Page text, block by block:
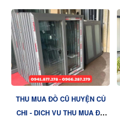
THU MUA ĐỒ CŨ HUYỆN CỦ
CHI - DỊCH VỤ THU MUA ĐỒ